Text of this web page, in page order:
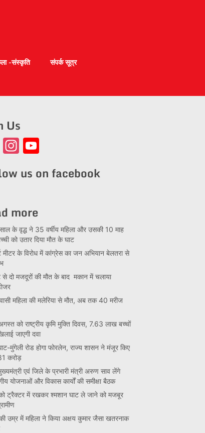
-संस्कृति
संपर्क सूत्र
Us
Facebook
Instagram
us on facebook
more
के वृद्ध ने 35 वर्षीय महिला और उसकी 10 माह
को उतार दिया मौत के घाट
मीटर के विरोध में कांग्रेस का जन अभियान बेलतरा से
दो मजदूरों की मौत के बाद मकान में चलाया
महिला की मलेरिया से मौत, अब तक 40 मरीज
को राष्ट्रीय कृमि मुक्ति दिवस, 7.63 लाख बच्चों
जाएगी दवा
मुंगेली रोड होगा फोरलेन, राज्य शासन ने मंजूर किए
करोड़
एवं जिले के प्रभारी मंत्री अरुण साव लेंगे
योजनाओं और विकास कार्यों की समीक्षा बैठक
ट्रैक्टर में रखकर श्मशान घाट ले जाने को मजबूर
उम्र में महिला ने किया अक्षय कुमार जैसा खतरनाक